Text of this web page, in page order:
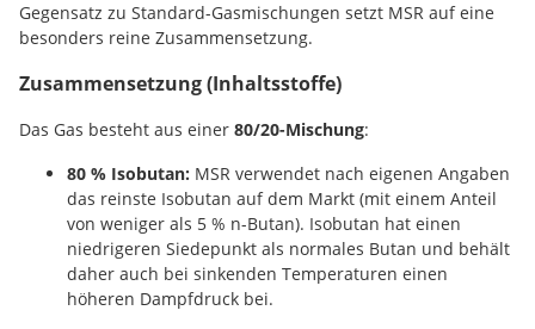
Gegensatz zu Standard-Gasmischungen setzt MSR auf eine
besonders reine Zusammensetzung.
Zusammensetzung (Inhaltsstoffe)
Das Gas besteht aus einer 80/20-Mischung:
80 % Isobutan: MSR verwendet nach eigenen Angaben
das reinste Isobutan auf dem Markt (mit einem Anteil
von weniger als 5 % n-Butan). Isobutan hat einen
niedrigeren Siedepunkt als normales Butan und behält
daher auch bei sinkenden Temperaturen einen
höheren Dampfdruck bei.